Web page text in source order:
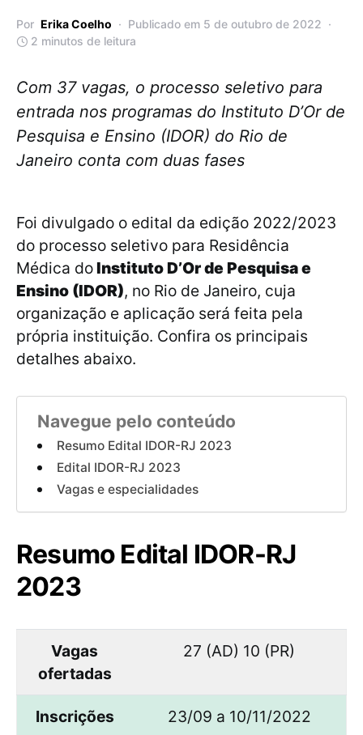
Por Erika Coelho
Publicado em 5 de outubro de 2022
2 minutos de leitura
Com 37 vagas, o processo seletivo para
entrada nos programas do Instituto D’Or de
Pesquisa e Ensino (IDOR) do Rio de
Janeiro conta com duas fases
Foi divulgado o edital da edição 2022/2023
do processo seletivo para Residência
Médica doInstituto D’Or de Pesquisa e
Ensino (IDOR), no Rio de Janeiro, cuja
organização e aplicação será feita pela
própria instituição. Confira os principais
detalhes abaixo.
Navegue pelo conteúdo
Resumo Edital IDOR-RJ 2023
Edital IDOR-RJ 2023
Vagas e especialidades
Resumo Edital IDOR-RJ
2023
Vagas
ofertadas
27 (AD) 10 (PR)
Inscrições 23/09 a 10/11/2022